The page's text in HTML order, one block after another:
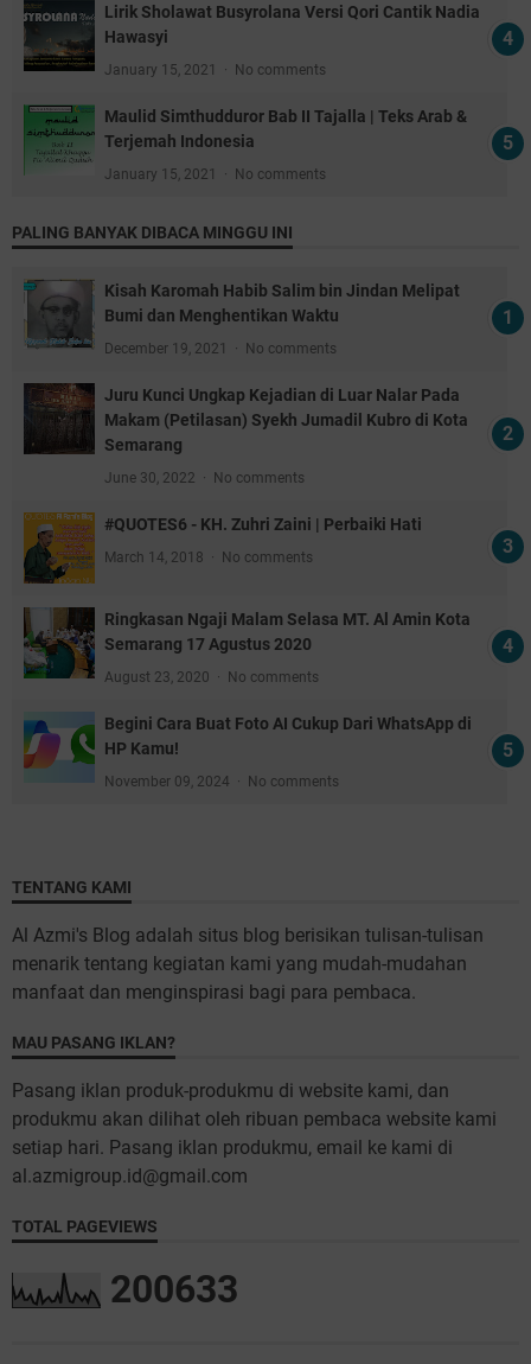
Lirik Sholawat Busyrolana Versi Qori Cantik Nadia
Hawasyi
January 15, 2021 No comments
Maulid Simthudduror Bab II Tajalla | Teks Arab &
Terjemah Indonesia
January 15, 2021 No comments
PALING BANYAK DIBACA MINGGU INI
Kisah Karomah Habib Salim bin Jindan Melipat
Bumi dan Menghentikan Waktu
December 19, 2021 No comments
Juru Kunci Ungkap Kejadian di Luar Nalar Pada
Makam (Petilasan) Syekh Jumadil Kubro di Kota
Semarang
June 30, 2022 No comments
#QUOTES6 - KH. Zuhri Zaini | Perbaiki Hati
March 14, 2018 No comments
Ringkasan Ngaji Malam Selasa MT. Al Amin Kota
Semarang 17 Agustus 2020
August 23, 2020 No comments
Begini Cara Buat Foto AI Cukup Dari WhatsApp di
HP Kamu!
November 09, 2024 No comments
TENTANG KAMI
Al Azmi's Blog adalah situs blog berisikan tulisan-tulisan
menarik tentang kegiatan kami yang mudah-mudahan
manfaat dan menginspirasi bagi para pembaca.
MAU PASANG IKLAN?
Pasang iklan produk-produkmu di website kami, dan
produkmu akan dilihat oleh ribuan pembaca website kami
setiap hari. Pasang iklan produkmu, email ke kami di
al.azmigroup.id@gmail.com
TOTAL PAGEVIEWS
200633